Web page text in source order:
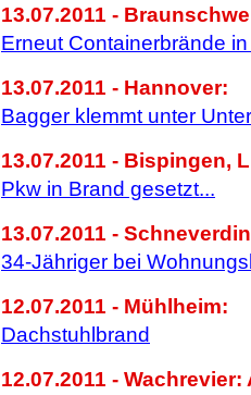
13.07.2011 -
Erneut Containerbrände
13.07.2011 - Hannover:
Bagger klemmt unter
13.07.2011 - Bispingen,
Pkw in Brand gesetzt...
13.07.2011 -
34-Jähriger bei
12.07.2011 - Mühlheim:
Dachstuhlbrand
12.07.2011 -